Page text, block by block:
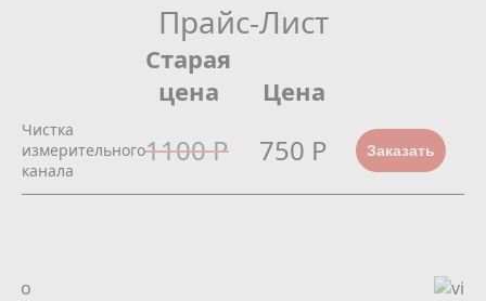
Прайс-Лист
Старая
цена
Цена
Чистка
измерительного
канала
1100 Р 750 Р Заказать